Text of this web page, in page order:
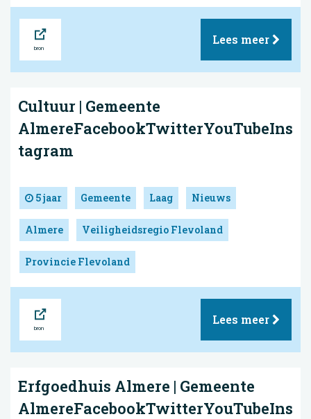
Lees meer
Cultuur | Gemeente
AlmereFacebookTwitterYouTubeIns
tagram
5 jaar Gemeente Laag Nieuws
Almere Veiligheidsregio Flevoland
Provincie Flevoland
Lees meer
Erfgoedhuis Almere | Gemeente
AlmereFacebookTwitterYouTubeIns